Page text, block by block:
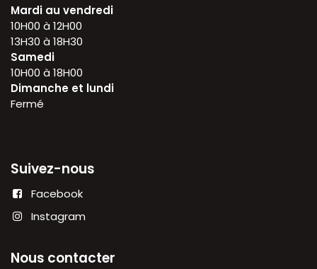
Mardi au vendredi
10H00 à 12H00
13H30 à 18H30
Samedi
10H00 à 18H00
Dimanche et lundi
Fermé
Suivez-nous
Facebook
Instagram
Nous contacter